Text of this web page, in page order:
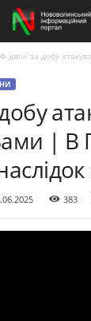
двічі за добу
| В
383